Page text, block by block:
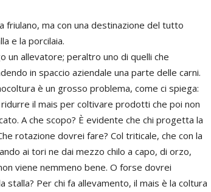
friulano, ma con una destinazione del tutto
e la porcilaia.
un allevatore; peraltro uno di quelli che
in spaccio aziendale una parte delle carni.
è un grosso problema, come ci spiega:
il mais per coltivare prodotti che poi non
A che scopo? È evidente che chi progetta la
rotazione dovrei fare? Col triticale, che con la
ai tori ne dai mezzo chilo a capo, di orzo,
viene nemmeno bene. O forse dovrei
stalla? Per chi fa allevamento, il mais è la coltura